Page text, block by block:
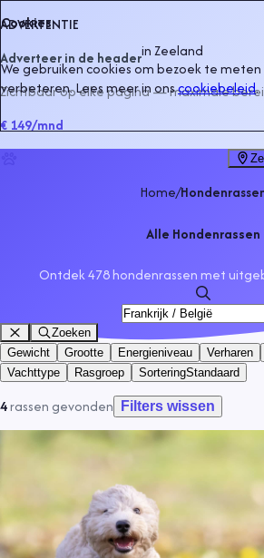
ADVERTENTIE
Adverteer in de headerinZeeland
Zichtbaar op elke pagina — maximale
€ 149/mnd
Home/
Alle Hondenrassen
Ontdek 478 hondenrassen met
Zoeken
Gewicht
Grootte Energieniveau Verharen
Vachttype
Rasgroep SorteringStandaard
4rassen gevonden Filters wissen
Cookies
We gebruiken cookies om bezoek te
verbeteren. Lees meer in onscookiebeleid.